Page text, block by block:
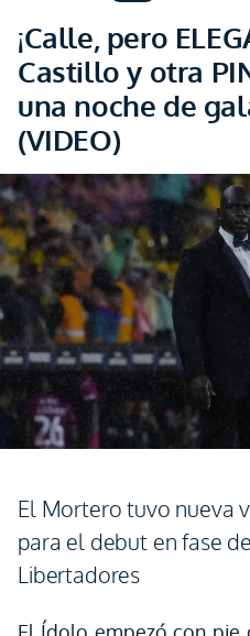
¡Calle, pero
Castillo y otra
una noche de
(VIDEO)
El Mortero tuvo nueva
para el debut en fase
Libertadores